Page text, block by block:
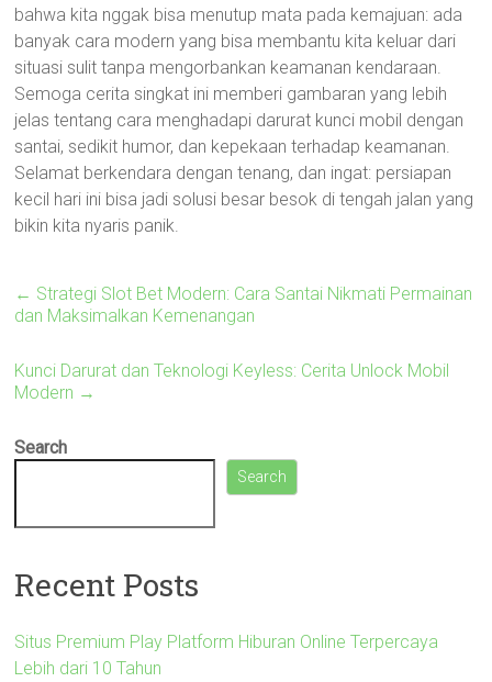
bahwa kita nggak bisa menutup mata pada kemajuan: ada
banyak cara modern yang bisa membantu kita keluar dari
situasi sulit tanpa mengorbankan keamanan kendaraan.
Semoga cerita singkat ini memberi gambaran yang lebih
jelas tentang cara menghadapi darurat kunci mobil dengan
santai, sedikit humor, dan kepekaan terhadap keamanan.
Selamat berkendara dengan tenang, dan ingat: persiapan
kecil hari ini bisa jadi solusi besar besok di tengah jalan yang
bikin kita nyaris panik.
← Strategi Slot Bet Modern: Cara Santai Nikmati Permainan
dan Maksimalkan Kemenangan
Kunci Darurat dan Teknologi Keyless: Cerita Unlock Mobil
Modern →
Search
Search
Recent Posts
Situs Premium Play Platform Hiburan Online Terpercaya
Lebih dari 10 Tahun